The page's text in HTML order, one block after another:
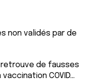
non validés par de
de fausses
COVID...